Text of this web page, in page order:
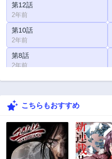
第12話
2年前
第10話
2年前
第8話
2年前
第6話
第4話
第2話
2年前
こちらもおすすめ